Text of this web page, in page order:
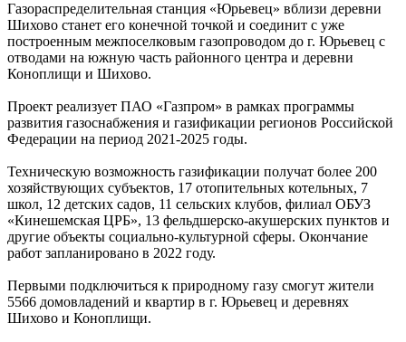
Газораспределительная станция «Юрьевец» вблизи деревни
Шихово станет его конечной точкой и соединит с уже
построенным межпоселковым газопроводом до г. Юрьевец с
отводами на южную часть районного центра и деревни
Коноплищи и Шихово.
Проект реализует ПАО «Газпром» в рамках программы
развития газоснабжения и газификации регионов Российской
Федерации на период 2021-2025 годы.
Техническую возможность газификации получат более 200
хозяйствующих субъектов, 17 отопительных котельных, 7
школ, 12 детских садов, 11 сельских клубов, филиал ОБУЗ
«Кинешемская ЦРБ», 13 фельдшерско-акушерских пунктов и
другие объекты социально-культурной сферы. Окончание
работ запланировано в 2022 году.
Первыми подключиться к природному газу смогут жители
5566 домовладений и квартир в г. Юрьевец и деревнях
Шихово и Коноплищи.